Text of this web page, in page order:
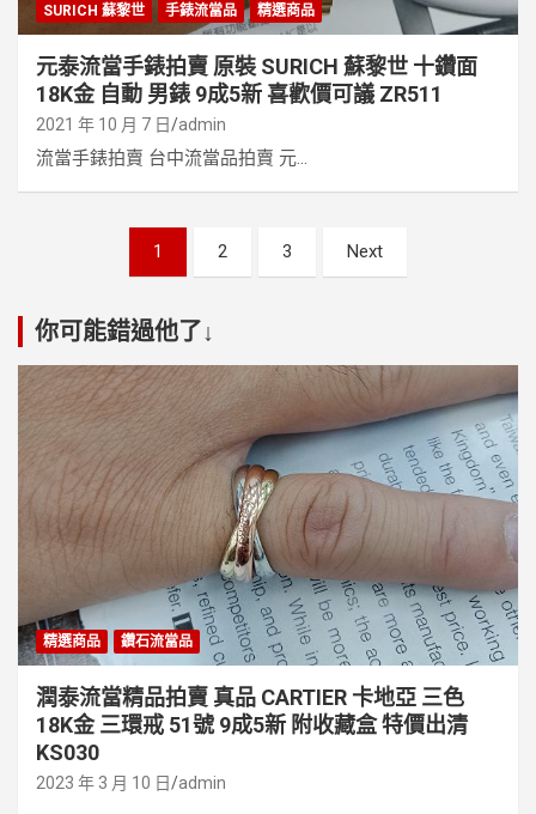
SURICH 蘇黎世 手錶流當品 精選商品
元泰流當手錶拍賣 原裝 SURICH 蘇黎世 十鑽面
18K金 自動 男錶 9成5新 喜歡價可議 ZR511
2021 年 10 月 7 日 admin
流當手錶拍賣 台中流當品拍賣 元...
分
頁
1 2 3 Next
你可能錯過他了↓
精選商品 鑽石流當品
潤泰流當精品拍賣 真品 CARTIER 卡地亞 三色
18K金 三環戒 51號 9成5新 附收藏盒 特價出清
KS030
2023 年 3 月 10 日 admin